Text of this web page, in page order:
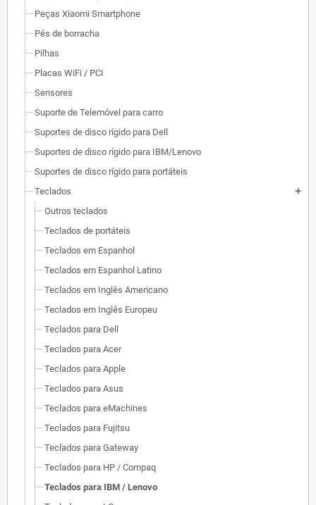
Peças Xiaomi Smartphone
Pés de borracha
Pilhas
Placas WiFi / PCI
Sensores
Suporte de Telemóvel para carro
Suportes de disco rígido para Dell
Suportes de disco rígido para IBM/Lenovo
Suportes de disco rígido para portáteis
Teclados
add
Outros teclados
Teclados de portáteis
Teclados em Espanhol
Teclados em Espanhol Latino
Teclados em Inglês Americano
Teclados em Inglês Europeu
Teclados para Dell
Teclados para Acer
Teclados para Apple
Teclados para Asus
Teclados para eMachines
Teclados para Fujitsu
Teclados para Gateway
Teclados para HP / Compaq
Teclados para IBM / Lenovo